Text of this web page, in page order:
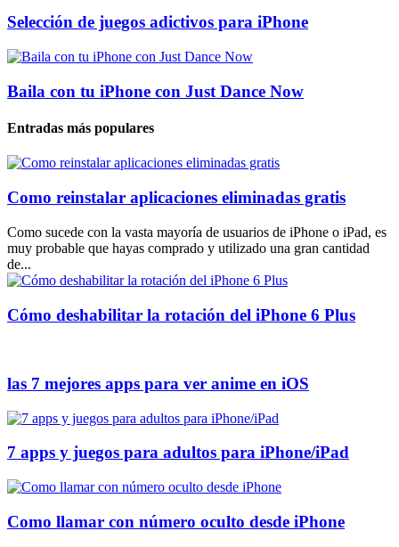
Selección de juegos adictivos para iPhone
Baila con tu iPhone con Just Dance Now
Entradas más populares
Como reinstalar aplicaciones eliminadas gratis
Como sucede con la vasta mayoría de usuarios de iPhone o iPad, es
muy probable que hayas comprado y utilizado una gran cantidad
de...
Cómo deshabilitar la rotación del iPhone 6 Plus
las 7 mejores apps para ver anime en iOS
7 apps y juegos para adultos para iPhone/iPad
Como llamar con número oculto desde iPhone